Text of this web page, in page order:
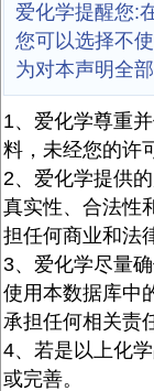
爱化学提醒您:
您可以选择不
为对本声明全
1、爱化学尊重
料，未经您的许
2、爱化学提供
真实性、合法性
担任何商业和法
3、爱化学尽量
使用本数据库中
承担任何相关责
4、若是以上化
或完善。